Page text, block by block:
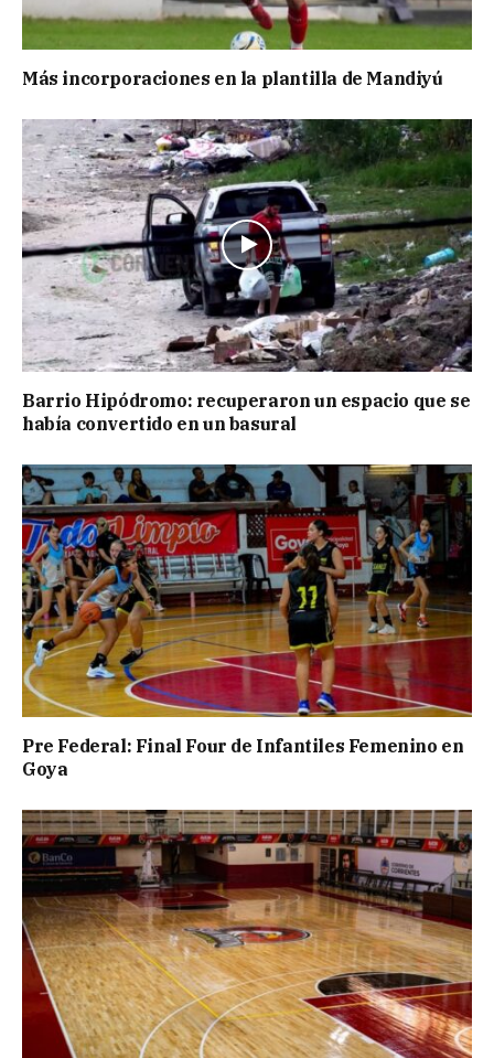
Más incorporaciones en la plantilla de Mandiyú
Barrio Hipódromo: recuperaron un espacio que se
había convertido en un basural
Pre Federal: Final Four de Infantiles Femenino en
Goya